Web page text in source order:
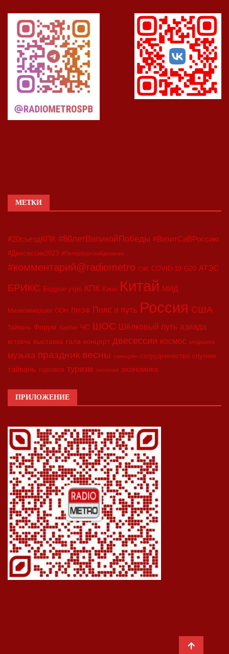
МЕТКИ
#20съездКПК #80летВеликойПобеды #ВизитСиВРоссию
#Двесессии2023 #Петербургскийдневник
#комментарий@radiometro CIIE COVID-19 G20 АТЭС
БРИКС Бодрое утро КПК Кино Китай МИД
Минкоммерции ООН ПМЭФ Пояс и путь Россия США
Тайвань Форум Харбин ЧС ШОС Шёлковый путь азиада
встреча выставка гала-концерт двесессии космос медицина
музыка праздник весны синьцзян сотрудничество спутник
тайвань торговля туризм экология экономика
ПРИЛОЖЕНИЕ